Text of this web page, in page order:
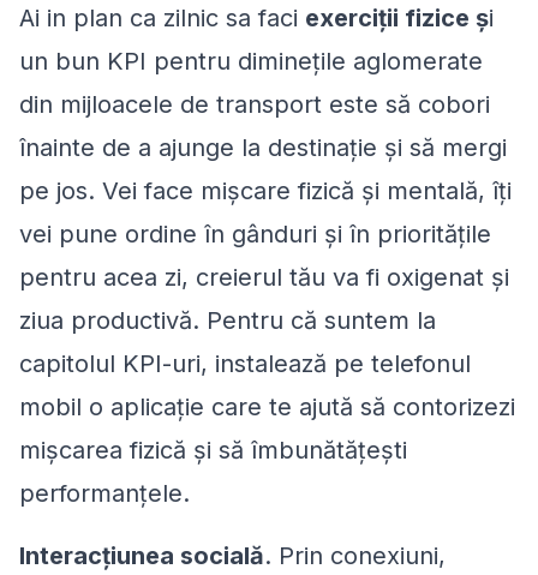
Ai in plan ca zilnic sa faci exerciții fizice și
un bun KPI pentru diminețile aglomerate
din mijloacele de transport este să cobori
înainte de a ajunge la destinație și să mergi
pe jos. Vei face mișcare fizică și mentală, îți
vei pune ordine în gânduri și în prioritățile
pentru acea zi, creierul tău va fi oxigenat și
ziua productivă. Pentru că suntem la
capitolul KPI-uri, instalează pe telefonul
mobil o aplicație care te ajută să contorizezi
mișcarea fizică și să îmbunătățești
performanțele.
Interacțiunea socială. Prin conexiuni,